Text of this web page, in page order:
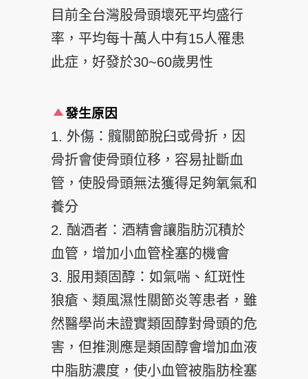
目前全台灣股骨頭壞死平均盛行
率，平均每十萬人中有15人罹患
此症，好發於30~60歲男性
發生原因
1. 外傷：髖關節脫臼或骨折，因
骨折會使骨頭位移，容易扯斷血
管，使股骨頭無法獲得足夠氧氣和
養分
2. 酗酒者：酒精會讓脂肪沉積於
血管，增加小血管栓塞的機會
3. 服用類固醇：如氣喘、紅斑性
狼瘡、類風濕性關節炎等患者 ，雖
然醫學尚未證實類固醇對骨頭的危
害，但推測應是類固醇會增加血液
中脂肪濃度，使小血管被脂肪栓塞